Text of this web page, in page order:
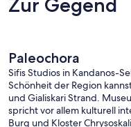
Zur Gegend
Paleochora
Sifis Studios in Kandanos-
Schönheit der Region
und Gialiskari Strand.
spricht vor allem kulturell
Burg und Kloster